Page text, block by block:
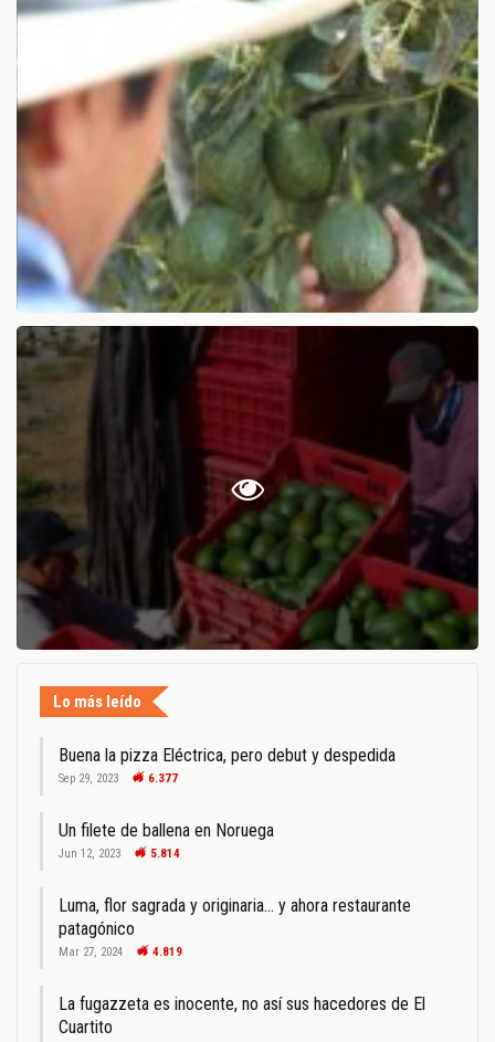
Lo más leído
Buena la pizza Eléctrica, pero debut y despedida
Sep 29, 2023 6.377
Un filete de ballena en Noruega
Jun 12, 2023 5.814
Luma, flor sagrada y originaria… y ahora restaurante
patagónico
Mar 27, 2024 4.819
La fugazzeta es inocente, no así sus hacedores de El
Cuartito